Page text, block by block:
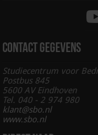
Contact gegevens
Studiecentrum voor
Postbus 845
5600 AV Eindhoven
Tel. 040 - 2 974 980
klant@sbo.nl
www.sbo.nl